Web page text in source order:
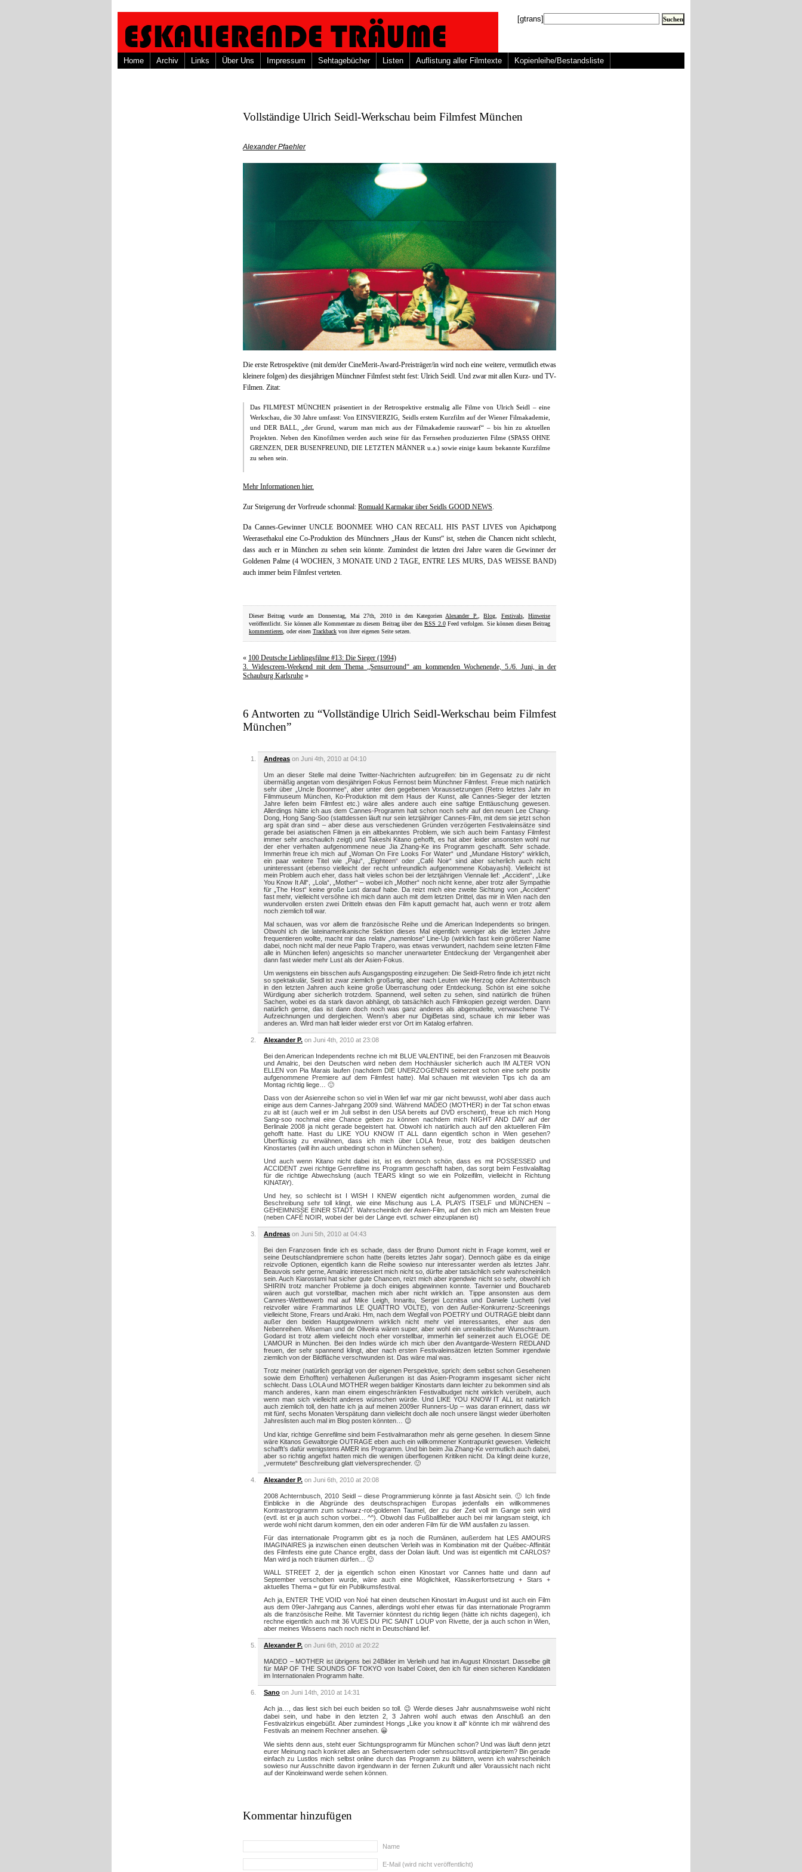
[gtrans]
Home Archiv Links Über Uns Impressum Sehtagebücher Listen Auflistung aller Filmtexte Kopienleihe/Bestandsliste
Vollständige Ulrich Seidl-Werkschau beim Filmfest München
Alexander Pfaehler
Die erste Retrospektive (mit dem/der CineMerit-Award-Preisträger/in wird noch eine weitere, vermutlich etwas
kleinere folgen) des diesjährigen Münchner Filmfest steht fest: Ulrich Seidl. Und zwar mit allen Kurz- und TV-
Filmen. Zitat:
Das FILMFEST MÜNCHEN präsentiert in der Retrospektive erstmalig alle Filme von Ulrich Seidl – eine
Werkschau, die 30 Jahre umfasst: Von EINSVIERZIG, Seidls erstem Kurzfilm auf der Wiener Filmakademie,
und DER BALL, „der Grund, warum man mich aus der Filmakademie rauswarf“ – bis hin zu aktuellen
Projekten. Neben den Kinofilmen werden auch seine für das Fernsehen produzierten Filme (SPASS OHNE
GRENZEN, DER BUSENFREUND, DIE LETZTEN MÄNNER u.a.) sowie einige kaum bekannte Kurzfilme
zu sehen sein.
Mehr Informationen hier.
Zur Steigerung der Vorfreude schonmal: Romuald Karmakar über Seidls GOOD NEWS.
Da Cannes-Gewinner UNCLE BOONMEE WHO CAN RECALL HIS PAST LIVES von Apichatpong
Weerasethakul eine Co-Produktion des Münchners „Haus der Kunst“ ist, stehen die Chancen nicht schlecht,
dass auch er in München zu sehen sein könnte. Zumindest die letzten drei Jahre waren die Gewinner der
Goldenen Palme (4 WOCHEN, 3 MONATE UND 2 TAGE, ENTRE LES MURS, DAS WEISSE BAND)
auch immer beim Filmfest verteten.
Dieser Beitrag wurde am Donnerstag, Mai 27th, 2010 in den Kategorien Alexander P. ,Blog Festivals,Hinweise
veröffentlicht. Sie können alle Kommentare zu diesem Beitrag über denRSS 2.0Feed verfolgen. Sie können diesen Beitrag
kommentieren , oder einen Trackback von ihrer eigenen Seite setzen.
« 100 Deutsche Lieblingsfilme #13: Die Sieger (1994)
3. Widescreen-Weekend mit dem Thema „Sensurround“ am kommenden Wochenende, 5./6. Juni, in der
Schauburg Karlsruhe »
6 Antworten zu “Vollständige Ulrich Seidl-Werkschau beim Filmfest
München”
Andreas on Juni 4th, 2010 at 04:10
Um an dieser Stelle mal deine Twitter-Nachrichten aufzugreifen: bin im Gegensatz zu dir nicht
übermäßig angetan vom diesjährigen Fokus Fernost beim Münchner Filmfest. Freue mich natürlich
sehr über „Uncle Boonmee“, aber unter den gegebenen Voraussetzungen (Retro letztes Jahr im
Filmmuseum München, Ko-Produktion mit dem Haus der Kunst, alle Cannes-Sieger der letzten
Jahre liefen beim Filmfest etc.) wäre alles andere auch eine saftige Enttäuschung gewesen.
Allerdings hätte ich aus dem Cannes-Programm halt schon noch sehr auf den neuen Lee Chang-
Dong, Hong Sang-Soo (stattdessen läuft nur sein letztjähriger Cannes-Film, mit dem sie jetzt schon
arg spät dran sind – aber diese aus verschiedenen Gründen verzögerten Festivaleinsätze sind
gerade bei asiatischen Filmen ja ein altbekanntes Problem, wie sich auch beim Fantasy Filmfest
immer sehr anschaulich zeigt) und Takeshi Kitano gehofft, es hat aber leider ansonsten wohl nur
der eher verhalten aufgenommene neue Jia Zhang-Ke ins Programm geschafft. Sehr schade.
Immerhin freue ich mich auf „Woman On Fire Looks For Water“ und „Mundane History“ wirklich,
ein paar weitere Titel wie „Paju“, „Eighteen“ oder „Café Noir“ sind aber sicherlich auch nicht
uninteressant (ebenso vielleicht der recht unfreundlich aufgenommene Kobayashi). Vielleicht ist
mein Problem auch eher, dass halt vieles schon bei der letztjährigen Viennale lief: „Accident“, „Like
You Know It All“, „Lola“, „Mother“ – wobei ich „Mother“ noch nicht kenne, aber trotz aller Sympathie
für „The Host“ keine große Lust darauf habe. Da reizt mich eine zweite Sichtung von „Accident“
fast mehr, vielleicht versöhne ich mich dann auch mit dem letzten Drittel, das mir in Wien nach den
wundervollen ersten zwei Dritteln etwas den Film kaputt gemacht hat, auch wenn er trotz allem
noch ziemlich toll war.
Mal schauen, was vor allem die französische Reihe und die American Independents so bringen.
Obwohl ich die lateinamerikanische Sektion dieses Mal eigentlich weniger als die letzten Jahre
frequentieren wollte, macht mir das relativ „namenlose“ Line-Up (wirklich fast kein größerer Name
dabei, noch nicht mal der neue Paplo Trapero, was etwas verwundert, nachdem seine letzten Filme
alle in München liefen) angesichts so mancher unerwarteter Entdeckung der Vergangenheit aber
dann fast wieder mehr Lust als der Asien-Fokus.
Um wenigstens ein bisschen aufs Ausgangsposting einzugehen: Die Seidl-Retro finde ich jetzt nicht
so spektakulär, Seidl ist zwar ziemlich großartig, aber nach Leuten wie Herzog oder Achternbusch
in den letzten Jahren auch keine große Überraschung oder Entdeckung. Schön ist eine solche
Würdigung aber sicherlich trotzdem. Spannend, weil selten zu sehen, sind natürlich die frühen
Sachen, wobei es da stark davon abhängt, ob tatsächlich auch Filmkopien gezeigt werden. Dann
natürlich gerne, das ist dann doch noch was ganz anderes als abgenudelte, verwaschene TV-
Aufzeichnungen und dergleichen. Wenn’s aber nur DigiBetas sind, schaue ich mir lieber was
anderes an. Wird man halt leider wieder erst vor Ort im Katalog erfahren.
Alexander P. on Juni 4th, 2010 at 23:08
Bei den American Independents rechne ich mit BLUE VALENTINE, bei den Franzosen mit Beauvois
und Amalric, bei den Deutschen wird neben dem Hochhäusler sicherlich auch IM ALTER VON
ELLEN von Pia Marais laufen (nachdem DIE UNERZOGENEN seinerzeit schon eine sehr positiv
aufgenommene Premiere auf dem Filmfest hatte). Mal schauen mit wievielen Tips ich da am
Montag richtig liege… 🙂
Dass von der Asienreihe schon so viel in Wien lief war mir gar nicht bewusst, wohl aber dass auch
einige aus dem Cannes-Jahrgang 2009 sind. Während MADEO (MOTHER) in der Tat schon etwas
zu alt ist (auch weil er im Juli selbst in den USA bereits auf DVD erscheint), freue ich mich Hong
Sang-soo nochmal eine Chance geben zu können nachdem mich NIGHT AND DAY auf der
Berlinale 2008 ja nicht gerade begeistert hat. Obwohl ich natürlich auch auf den aktuelleren Film
gehofft hatte. Hast du LIKE YOU KNOW IT ALL dann eigentlich schon in Wien gesehen?
Überflüssig zu erwähnen, dass ich mich über LOLA freue, trotz des baldigen deutschen
Kinostartes (will ihn auch unbedingt schon in München sehen).
Und auch wenn Kitano nicht dabei ist, ist es dennoch schön, dass es mit POSSESSED und
ACCIDENT zwei richtige Genrefilme ins Programm geschafft haben, das sorgt beim Festivalalltag
für die richtige Abwechslung (auch TEARS klingt so wie ein Polizeifilm, vielleicht in Richtung
KINATAY).
Und hey, so schlecht ist I WISH I KNEW eigentlich nicht aufgenommen worden, zumal die
Beschreibung sehr toll klingt, wie eine Mischung aus L.A. PLAYS ITSELF und MÜNCHEN –
GEHEIMNISSE EINER STADT. Wahrscheinlich der Asien-Film, auf den ich mich am Meisten freue
(neben CAFÉ NOIR, wobei der bei der Länge evtl. schwer einzuplanen ist)
Andreas on Juni 5th, 2010 at 04:43
Bei den Franzosen finde ich es schade, dass der Bruno Dumont nicht in Frage kommt, weil er
seine Deutschlandpremiere schon hatte (bereits letztes Jahr sogar). Dennoch gäbe es da einige
reizvolle Optionen, eigentlich kann die Reihe sowieso nur interessanter werden als letztes Jahr.
Beauvois sehr gerne, Amalric interessiert mich nicht so, dürfte aber tatsächlich sehr wahrscheinlich
sein. Auch Kiarostami hat sicher gute Chancen, reizt mich aber irgendwie nicht so sehr, obwohl ich
SHIRIN trotz mancher Probleme ja doch einiges abgewinnen konnte. Tavernier und Bouchareb
wären auch gut vorstellbar, machen mich aber nicht wirklich an. Tippe ansonsten aus dem
Cannes-Wettbewerb mal auf Mike Leigh, Innaritu, Sergei Loznitsa und Daniele Luchetti (viel
reizvoller wäre Frammartinos LE QUATTRO VOLTE), von den Außer-Konkurrenz-Screenings
vielleicht Stone, Frears und Araki. Hm, nach dem Wegfall von POETRY und OUTRAGE bleibt dann
außer den beiden Hauptgewinnern wirklich nicht mehr viel interessantes, eher aus den
Nebenreihen. Wiseman und de Oliveira wären super, aber wohl ein unrealistischer Wunschtraum.
Godard ist trotz allem vielleicht noch eher vorstellbar, immerhin lief seinerzeit auch ELOGE DE
L’AMOUR in München. Bei den Indies würde ich mich über den Avantgarde-Western REDLAND
freuen, der sehr spannend klingt, aber nach ersten Festivaleinsätzen letzten Sommer irgendwie
ziemlich von der Bildfläche verschwunden ist. Das wäre mal was.
Trotz meiner (natürlich geprägt von der eigenen Perspektive, sprich: dem selbst schon Gesehenen
sowie dem Erhofften) verhaltenen Äußerungen ist das Asien-Programm insgesamt sicher nicht
schlecht. Dass LOLA und MOTHER wegen baldiger Kinostarts dann leichter zu bekommen sind als
manch anderes, kann man einem eingeschränkten Festivalbudget nicht wirklich verübeln, auch
wenn man sich vielleicht anderes wünschen würde. Und LIKE YOU KNOW IT ALL ist natürlich
auch ziemlich toll, den hatte ich ja auf meinen 2009er Runners-Up – was daran erinnert, dass wir
mit fünf, sechs Monaten Verspätung dann vielleicht doch alle noch unsere längst wieder überholten
Jahreslisten auch mal im Blog posten könnten… 😉
Und klar, richtige Genrefilme sind beim Festivalmarathon mehr als gerne gesehen. In diesem Sinne
wäre Kitanos Gewaltorgie OUTRAGE eben auch ein willkommener Kontrapunkt gewesen. Vielleicht
schafft’s dafür wenigstens AMER ins Programm. Und bin beim Jia Zhang-Ke vermutlich auch dabei,
aber so richtig angefixt hatten mich die wenigen überflogenen Kritiken nicht. Da klingt deine kurze,
„vermutete“ Beschreibung glatt vielversprechender. 🙂
Alexander P. on Juni 6th, 2010 at 20:08
2008 Achternbusch, 2010 Seidl – diese Programmierung könnte ja fast Absicht sein. 🙂 Ich finde
Einblicke in die Abgründe des deutschsprachigen Europas jedenfalls ein willkommenes
Kontrastprogramm zum schwarz-rot-goldenen Taumel, der zu der Zeit voll im Gange sein wird
(evtl. ist er ja auch schon vorbei… ^^). Obwohl das Fußballfieber auch bei mir langsam steigt, ich
werde wohl nicht darum kommen, den ein oder anderen Film für die WM ausfallen zu lassen.
Für das internationale Programm gibt es ja noch die Rumänen, außerdem hat LES AMOURS
IMAGINAIRES ja inzwischen einen deutschen Verleih was in Kombination mit der Québec-Affinität
des Filmfests eine gute Chance ergibt, dass der Dolan läuft. Und was ist eigentlich mit CARLOS?
Man wird ja noch träumen dürfen… 🙂
WALL STREET 2, der ja eigentlich schon einen Kinostart vor Cannes hatte und dann auf
September verschoben wurde, wäre auch eine Möglichkeit, Klassikerfortsetzung + Stars +
aktuelles Thema = gut für ein Publikumsfestival.
Ach ja, ENTER THE VOID von Noé hat einen deutschen Kinostart im August und ist auch ein Film
aus dem 09er-Jahrgang aus Cannes, allerdings wohl eher etwas für das internationale Programm
als die französische Reihe. Mit Tavernier könntest du richtig liegen (hätte ich nichts dagegen), ich
rechne eigentlich auch mit 36 VUES DU PIC SAINT LOUP von Rivette, der ja auch schon in Wien,
aber meines Wissens nach noch nicht in Deutschland lief.
Alexander P. on Juni 6th, 2010 at 20:22
MADEO – MOTHER ist übrigens bei 24Bilder im Verleih und hat im August KInostart. Dasselbe gilt
für MAP OF THE SOUNDS OF TOKYO von Isabel Coixet, den ich für einen sicheren Kandidaten
im Internationalen Programm halte.
Sano on Juni 14th, 2010 at 14:31
Ach ja…, das liest sich bei euch beiden so toll. 😉 Werde dieses Jahr ausnahmsweise wohl nicht
dabei sein, und habe in den letzten 2, 3 Jahren wohl auch etwas den Anschluß an den
Festivalzirkus eingebüßt. Aber zumindest Hongs „Like you know it all“ könnte ich mir während des
Festivals an meinem Rechner ansehen. 😀
Wie siehts denn aus, steht euer Sichtungsprogramm für München schon? Und was läuft denn jetzt
eurer Meinung nach konkret alles an Sehenswertem oder sehnsuchtsvoll antizipiertem? Bin gerade
einfach zu Lustlos mich selbst online durch das Programm zu blättern, wenn ich wahrscheinlich
sowieso nur Ausschnitte davon irgendwann in der fernen Zukunft und aller Voraussicht nach nicht
auf der Kinoleinwand werde sehen können.
Kommentar hinzufügen
Name
E-Mail (wird nicht veröffentlicht)